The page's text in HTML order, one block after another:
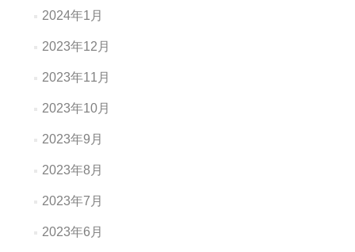
2024年1月
2023年12月
2023年11月
2023年10月
2023年9月
2023年8月
2023年7月
2023年6月